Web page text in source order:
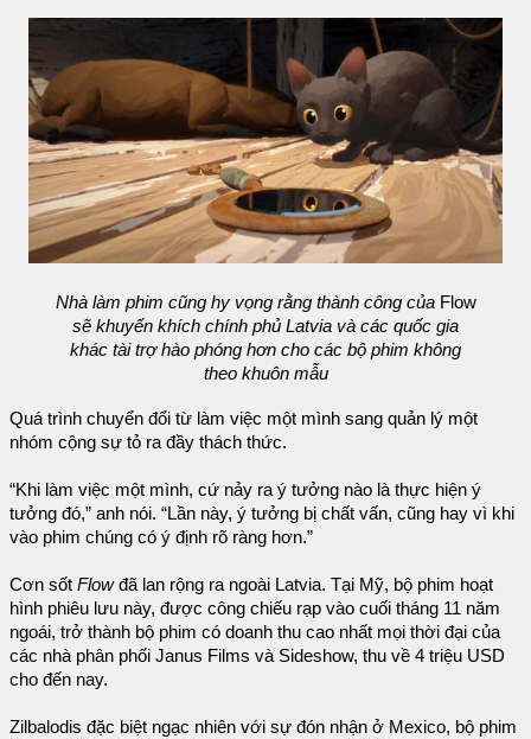
Nhà làm phim cũng hy vọng rằng thành công của Flow
sẽ khuyến khích chính phủ Latvia và các quốc gia
khác tài trợ hào phóng hơn cho các bộ phim không
theo khuôn mẫu
Quá trình chuyển đổi từ làm việc một mình sang quản lý một
nhóm cộng sự tỏ ra đầy thách thức.
“Khi làm việc một mình, cứ nảy ra ý tưởng nào là thực hiện ý
tưởng đó,” anh nói. “Lần này, ý tưởng bị chất vấn, cũng hay vì khi
vào phim chúng có ý định rõ ràng hơn.”
Cơn sốt Flowđã lan rộng ra ngoài Latvia. Tại Mỹ, bộ phim hoạt
hình phiêu lưu này, được công chiếu rạp vào cuối tháng 11 năm
ngoái, trở thành bộ phim có doanh thu cao nhất mọi thời đại của
các nhà phân phối Janus Films và Sideshow, thu về 4 triệu USD
cho đến nay.
Zilbalodis đặc biệt ngạc nhiên với sự đón nhận ở Mexico, bộ phim